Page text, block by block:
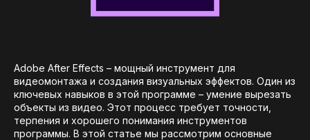
Adobe After Effects – мощный инструмент для
видеомонтажа и создания визуальных эффектов. Один из
ключевых навыков в этой программе – умение вырезать
объекты из видео. Этот процесс требует точности,
терпения и хорошего понимания инструментов
программы. В этой статье мы рассмотрим основные